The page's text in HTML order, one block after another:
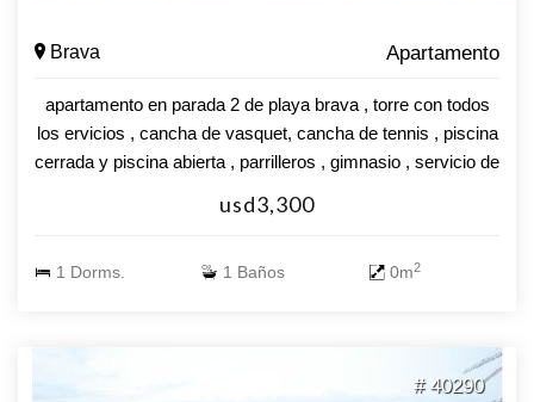
Brava Apartamento
apartamento en parada 2 de playa brava , torre con todos
los ervicios , cancha de vasquet, cancha de tennis , piscina
cerrada y piscina abierta , parrilleros , gimnasio , servicio de
baño , living comedor , cocina
usd3,300
1 Dorms. 1 Baños 0m2
# 40290